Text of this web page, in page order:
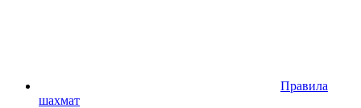
Правила
шахмат